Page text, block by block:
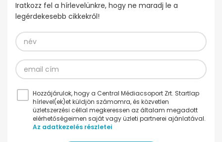
Iratkozz fel a hírlevelünkre, hogy ne maradj le a
legérdekesebb cikkekről!
Hozzájárulok, hogy a Central Médiacsoport Zrt. Startlap
hírlevel(ek)et küldjön számomra, és közvetlen
üzletszerzési céllal megkeressen az általam megadott
elérhetőségeimen saját vagy üzleti partnerei ajánlatával.
Az adatkezelés részletei